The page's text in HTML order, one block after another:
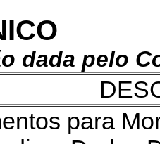
dada pelo
para